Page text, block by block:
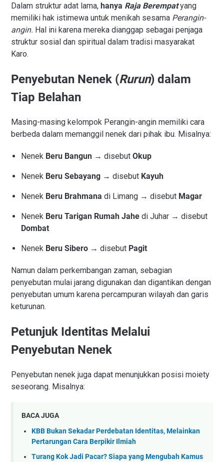
Dalam struktur adat lama, hanya Raja Berempatyang
memiliki hak istimewa untuk menikah sesama Perangin-
angin. Hal ini karena mereka dianggap sebagai penjaga
struktur sosial dan spiritual dalam tradisi masyarakat
Karo.
Penyebutan Nenek (Rurun) dalam
Tiap Belahan
Masing-masing kelompok Perangin-angin memiliki cara
berbeda dalam memanggil nenek dari pihak ibu. Misalnya:
Nenek Beru Bangun → disebut Okup
Nenek Beru Sebayang → disebut Kayuh
Nenek Beru Brahmana di Limang → disebut Magar
Nenek Beru Tarigan Rumah Jahe di Juhar → disebut
Dombat
Nenek Beru Sibero → disebut Pagit
Namun dalam perkembangan zaman, sebagian
penyebutan mulai jarang digunakan dan digantikan dengan
penyebutan umum karena percampuran wilayah dan garis
keturunan.
Petunjuk Identitas Melalui
Penyebutan Nenek
Penyebutan nenek juga dapat menunjukkan posisi moiety
seseorang. Misalnya:
BACA JUGA
KBB Bukan Sekadar Perdebatan Identitas, Melainkan
Pertarungan Cara Berpikir Ilmiah
Turang Kok Jadi Pacar? Siapa yang Mengubah Kamus